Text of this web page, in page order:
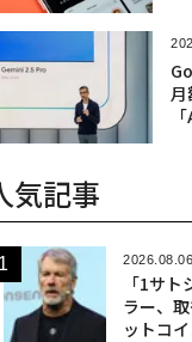
月
気記事
2026.08.06
「1サ
ラー、
ットコ